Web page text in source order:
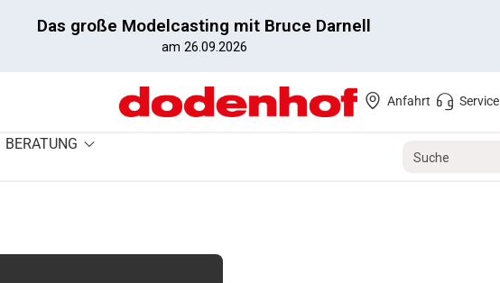
Das große Modelcasting mit Bruce Darnell
am 26.09.2026
Anfahrt Service
BERATUNG